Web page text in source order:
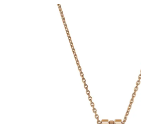
Neu bei Vogl: Uhren von
Neu bei Vogl: Cartier
Mehr erfahren: Ikonische Uhren